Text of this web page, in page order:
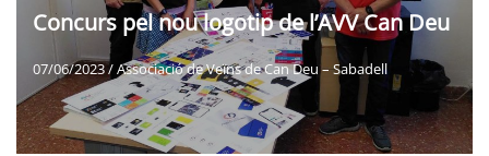
Concurs pel nou logotip de l’AVV Can Deu
07/06/2023/Associació de Veïns de Can Deu – Sabadell